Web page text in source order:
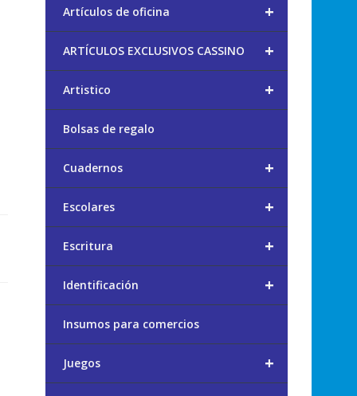
+
Artículos de oficina
+
ARTÍCULOS EXCLUSIVOS CASSINO
+
Artistico
Bolsas de regalo
+
Cuadernos
+
Escolares
+
Escritura
+
Identificación
Insumos para comercios
+
Juegos